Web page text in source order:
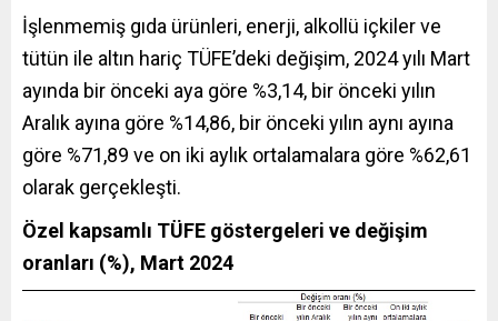
İşlenmemiş gıda ürünleri, enerji, alkollü içkiler ve
tütün ile altın hariç TÜFE’deki değişim, 2024 yılı Mart
ayında bir önceki aya göre %3,14, bir önceki yılın
Aralık ayına göre %14,86, bir önceki yılın aynı ayına
göre %71,89 ve on iki aylık ortalamalara göre %62,61
olarak gerçekleşti.
Özel kapsamlı TÜFE göstergeleri ve değişim
oranları (%), Mart 2024